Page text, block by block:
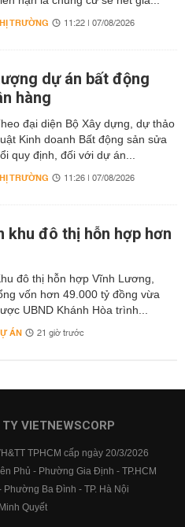
TRƯỜNG 11:22 | 07/08/2026
dự án bất động
hàng
đại diện Bộ Xây dựng, dự thảo
Kinh doanh Bất động sản sửa
quy định, đối với dự án...
TRƯỜNG 11:26 | 07/08/2026
khu đô thị hỗn hợp hơn
đô thị hỗn hợp Vĩnh Lương,
vốn hơn 49.000 tỷ đồng vừa
UBND Khánh Hòa trình...
ÁN 21 giờ trước
VIETNEWSCORP
TPHCM cấp ngày 20/3/2026
Phủ - Phường Gia Định - TP.HCM
Phường Ba Đình - TP. Hà Nội
Quyết